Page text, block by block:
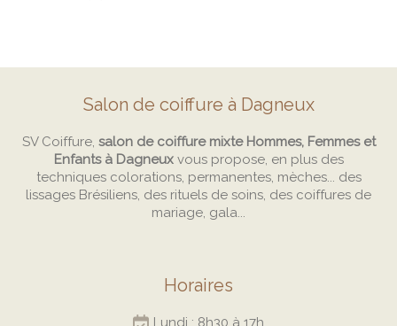
Salon de coiffure à Dagneux
SV Coiffure, salon de coiffure mixte Hommes, Femmes et
Enfants à Dagneuxvous propose, en plus des
techniques colorations, permanentes, mèches... des
lissages Brésiliens, des rituels de soins, des coiffures de
mariage, gala...
Horaires
Lundi : 8h30 à 17h